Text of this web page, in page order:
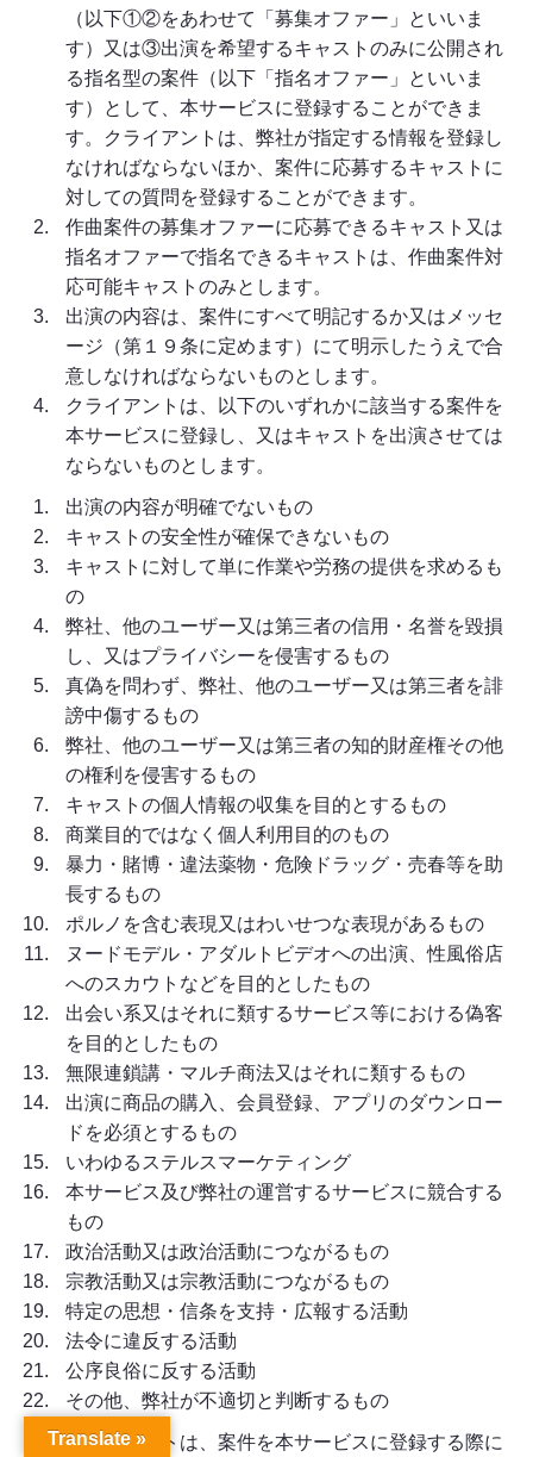
（以下①②をあわせて「募集オファー」といいま
す）又は③出演を希望するキャストのみに公開され
る指名型の案件（以下「指名オファー」といいま
す）として、本サービスに登録することができま
す。クライアントは、弊社が指定する情報を登録し
なければならないほか、案件に応募するキャストに
対しての質問を登録することができます。
作曲案件の募集オファーに応募できるキャスト又は
指名オファーで指名できるキャストは、作曲案件対
応可能キャストのみとします。
出演の内容は、案件にすべて明記するか又はメッセ
ージ（第１９条に定めます）にて明示したうえで合
意しなければならないものとします。
クライアントは、以下のいずれかに該当する案件を
本サービスに登録し、又はキャストを出演させては
ならないものとします。
出演の内容が明確でないもの
キャストの安全性が確保できないもの
キャストに対して単に作業や労務の提供を求めるも
の
弊社、他のユーザー又は第三者の信用・名誉を毀損
し、又はプライバシーを侵害するもの
真偽を問わず、弊社、他のユーザー又は第三者を誹
謗中傷するもの
弊社、他のユーザー又は第三者の知的財産権その他
の権利を侵害するもの
キャストの個人情報の収集を目的とするもの
商業目的ではなく個人利用目的のもの
暴力・賭博・違法薬物・危険ドラッグ・売春等を助
長するもの
ポルノを含む表現又はわいせつな表現があるもの
ヌードモデル・アダルトビデオへの出演、性風俗店
へのスカウトなどを目的としたもの
出会い系又はそれに類するサービス等における偽客
を目的としたもの
無限連鎖講・マルチ商法又はそれに類するもの
出演に商品の購入、会員登録、アプリのダウンロー
ドを必須とするもの
いわゆるステルスマーケティング
本サービス及び弊社の運営するサービスに競合する
もの
政治活動又は政治活動につながるもの
宗教活動又は宗教活動につながるもの
特定の思想・信条を支持・広報する活動
法令に違反する活動
公序良俗に反する活動
その他、弊社が不適切と判断するもの
クライアントは、案件を本サービスに登録する際に
Translate »